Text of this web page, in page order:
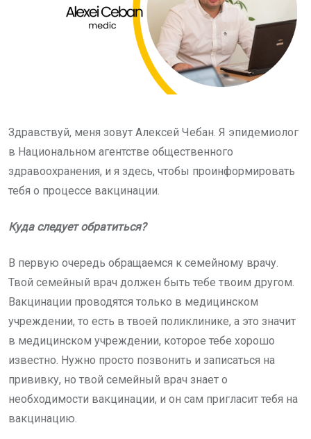
Здравствуй, меня зовут Алексей Чебан. Я эпидемиолог
в Национальном агентстве общественного
здравоохранения, и я здесь, чтобы проинформировать
тебя о процессе вакцинации.
Куда следует обратиться?
В первую очередь обращаемся к семейному врачу.
Твой семейный врач должен быть тебе твоим другом.
Вакцинации проводятся только в медицинском
учреждении, то есть в твоей поликлинике, а это значит
в медицинском учреждении, которое тебе хорошо
известно. Нужно просто позвонить и записаться на
прививку, но твой семейный врач знает о
необходимости вакцинации, и он сам пригласит тебя на
вакцинацию.